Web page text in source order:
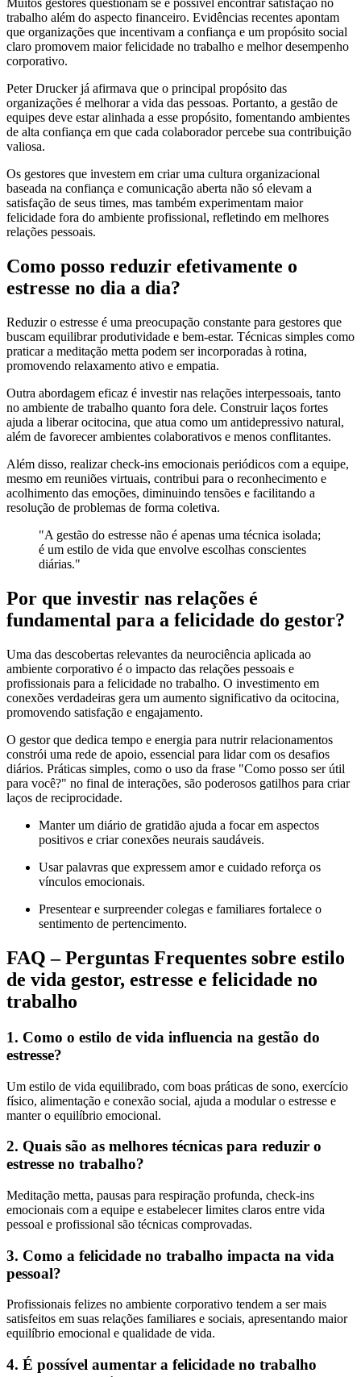
Muitos gestores questionam se é possível encontrar satisfação no
trabalho além do aspecto financeiro. Evidências recentes apontam
que organizações que incentivam a confiança e um propósito social
claro promovem maior felicidade no trabalho e melhor desempenho
corporativo.
Peter Drucker já afirmava que o principal propósito das
organizações é melhorar a vida das pessoas. Portanto, a gestão de
equipes deve estar alinhada a esse propósito, fomentando ambientes
de alta confiança em que cada colaborador percebe sua contribuição
valiosa.
Os gestores que investem em criar uma cultura organizacional
baseada na confiança e comunicação aberta não só elevam a
satisfação de seus times, mas também experimentam maior
felicidade fora do ambiente profissional, refletindo em melhores
relações pessoais.
Como posso reduzir efetivamente o
estresse no dia a dia?
Reduzir o estresse é uma preocupação constante para gestores que
buscam equilibrar produtividade e bem-estar. Técnicas simples como
praticar a meditação metta podem ser incorporadas à rotina,
promovendo relaxamento ativo e empatia.
Outra abordagem eficaz é investir nas relações interpessoais, tanto
no ambiente de trabalho quanto fora dele. Construir laços fortes
ajuda a liberar ocitocina, que atua como um antidepressivo natural,
além de favorecer ambientes colaborativos e menos conflitantes.
Além disso, realizar check-ins emocionais periódicos com a equipe,
mesmo em reuniões virtuais, contribui para o reconhecimento e
acolhimento das emoções, diminuindo tensões e facilitando a
resolução de problemas de forma coletiva.
"A gestão do estresse não é apenas uma técnica isolada;
é um estilo de vida que envolve escolhas conscientes
diárias."
Por que investir nas relações é
fundamental para a felicidade do gestor?
Uma das descobertas relevantes da neurociência aplicada ao
ambiente corporativo é o impacto das relações pessoais e
profissionais para a felicidade no trabalho. O investimento em
conexões verdadeiras gera um aumento significativo da ocitocina,
promovendo satisfação e engajamento.
O gestor que dedica tempo e energia para nutrir relacionamentos
constrói uma rede de apoio, essencial para lidar com os desafios
diários. Práticas simples, como o uso da frase "Como posso ser útil
para você?" no final de interações, são poderosos gatilhos para criar
laços de reciprocidade.
Manter um diário de gratidão ajuda a focar em aspectos
positivos e criar conexões neurais saudáveis.
Usar palavras que expressem amor e cuidado reforça os
vínculos emocionais.
Presentear e surpreender colegas e familiares fortalece o
sentimento de pertencimento.
FAQ – Perguntas Frequentes sobre estilo
de vida gestor, estresse e felicidade no
trabalho
1. Como o estilo de vida influencia na gestão do
estresse?
Um estilo de vida equilibrado, com boas práticas de sono, exercício
físico, alimentação e conexão social, ajuda a modular o estresse e
manter o equilíbrio emocional.
2. Quais são as melhores técnicas para reduzir o
estresse no trabalho?
Meditação metta, pausas para respiração profunda, check-ins
emocionais com a equipe e estabelecer limites claros entre vida
pessoal e profissional são técnicas comprovadas.
3. Como a felicidade no trabalho impacta na vida
pessoal?
Profissionais felizes no ambiente corporativo tendem a ser mais
satisfeitos em suas relações familiares e sociais, apresentando maior
equilíbrio emocional e qualidade de vida.
4. É possível aumentar a felicidade no trabalho